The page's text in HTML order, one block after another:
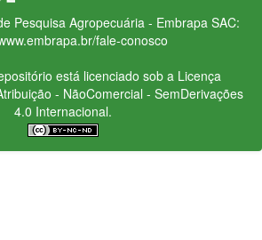
Pesquisa Agropecuária - Embrapa SAC:
fale-conosco
está licenciado sob a Licença
- NãoComercial - SemDerivações
4.0 Internacional.